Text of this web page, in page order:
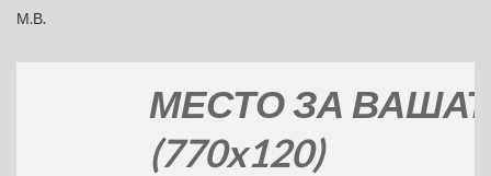
М.В.
МЕСТО ЗА ВАШАТА
(770x120)